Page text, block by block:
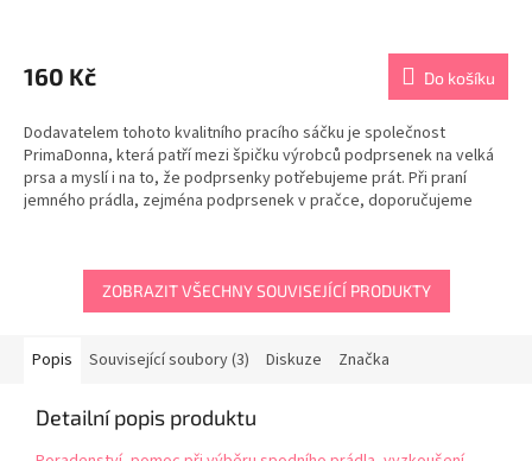
produktu
je
z
5
hvězdiček.
160 Kč Do košíku
Dodavatelem tohoto kvalitního pracího sáčku je společnost
PrimaDonna, která patří mezi špičku výrobců podprsenek na velká
prsa a myslí i na to, že podprsenky potřebujeme prát. Při praní
jemného prádla, zejména podprsenek v pračce, doporučujeme
ZOBRAZIT VŠECHNY SOUVISEJÍCÍ PRODUKTY
Popis Související soubory (3) Diskuze Značka
Detailní popis produktu